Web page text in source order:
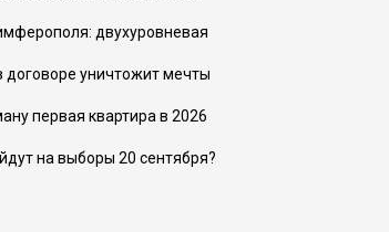
двухуровневая
договоре уничтожит мечты
первая квартира в 2026
на выборы 20 сентября?